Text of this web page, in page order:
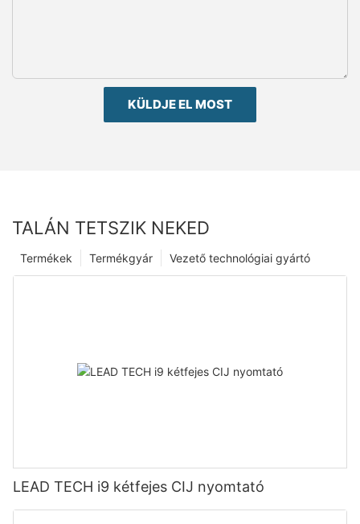
KÜLDJE EL MOST
TALÁN TETSZIK NEKED
Vezető technológiai gyártó
Termékgyár
Termékek
LEAD TECH i9 kétfejes CIJ nyomtató